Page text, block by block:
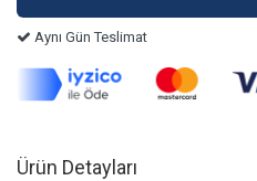
Aynı Gün Teslimat
Ürün Detayları